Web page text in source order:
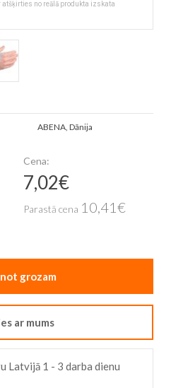
ABENA, Dānija
Cena:
Īpaša
cena
7,02€
Parastā cena 10,41€
grozam
ar mums
Latvijā 1 - 3 darba dienu
atšķirties no reālā produkta izskata